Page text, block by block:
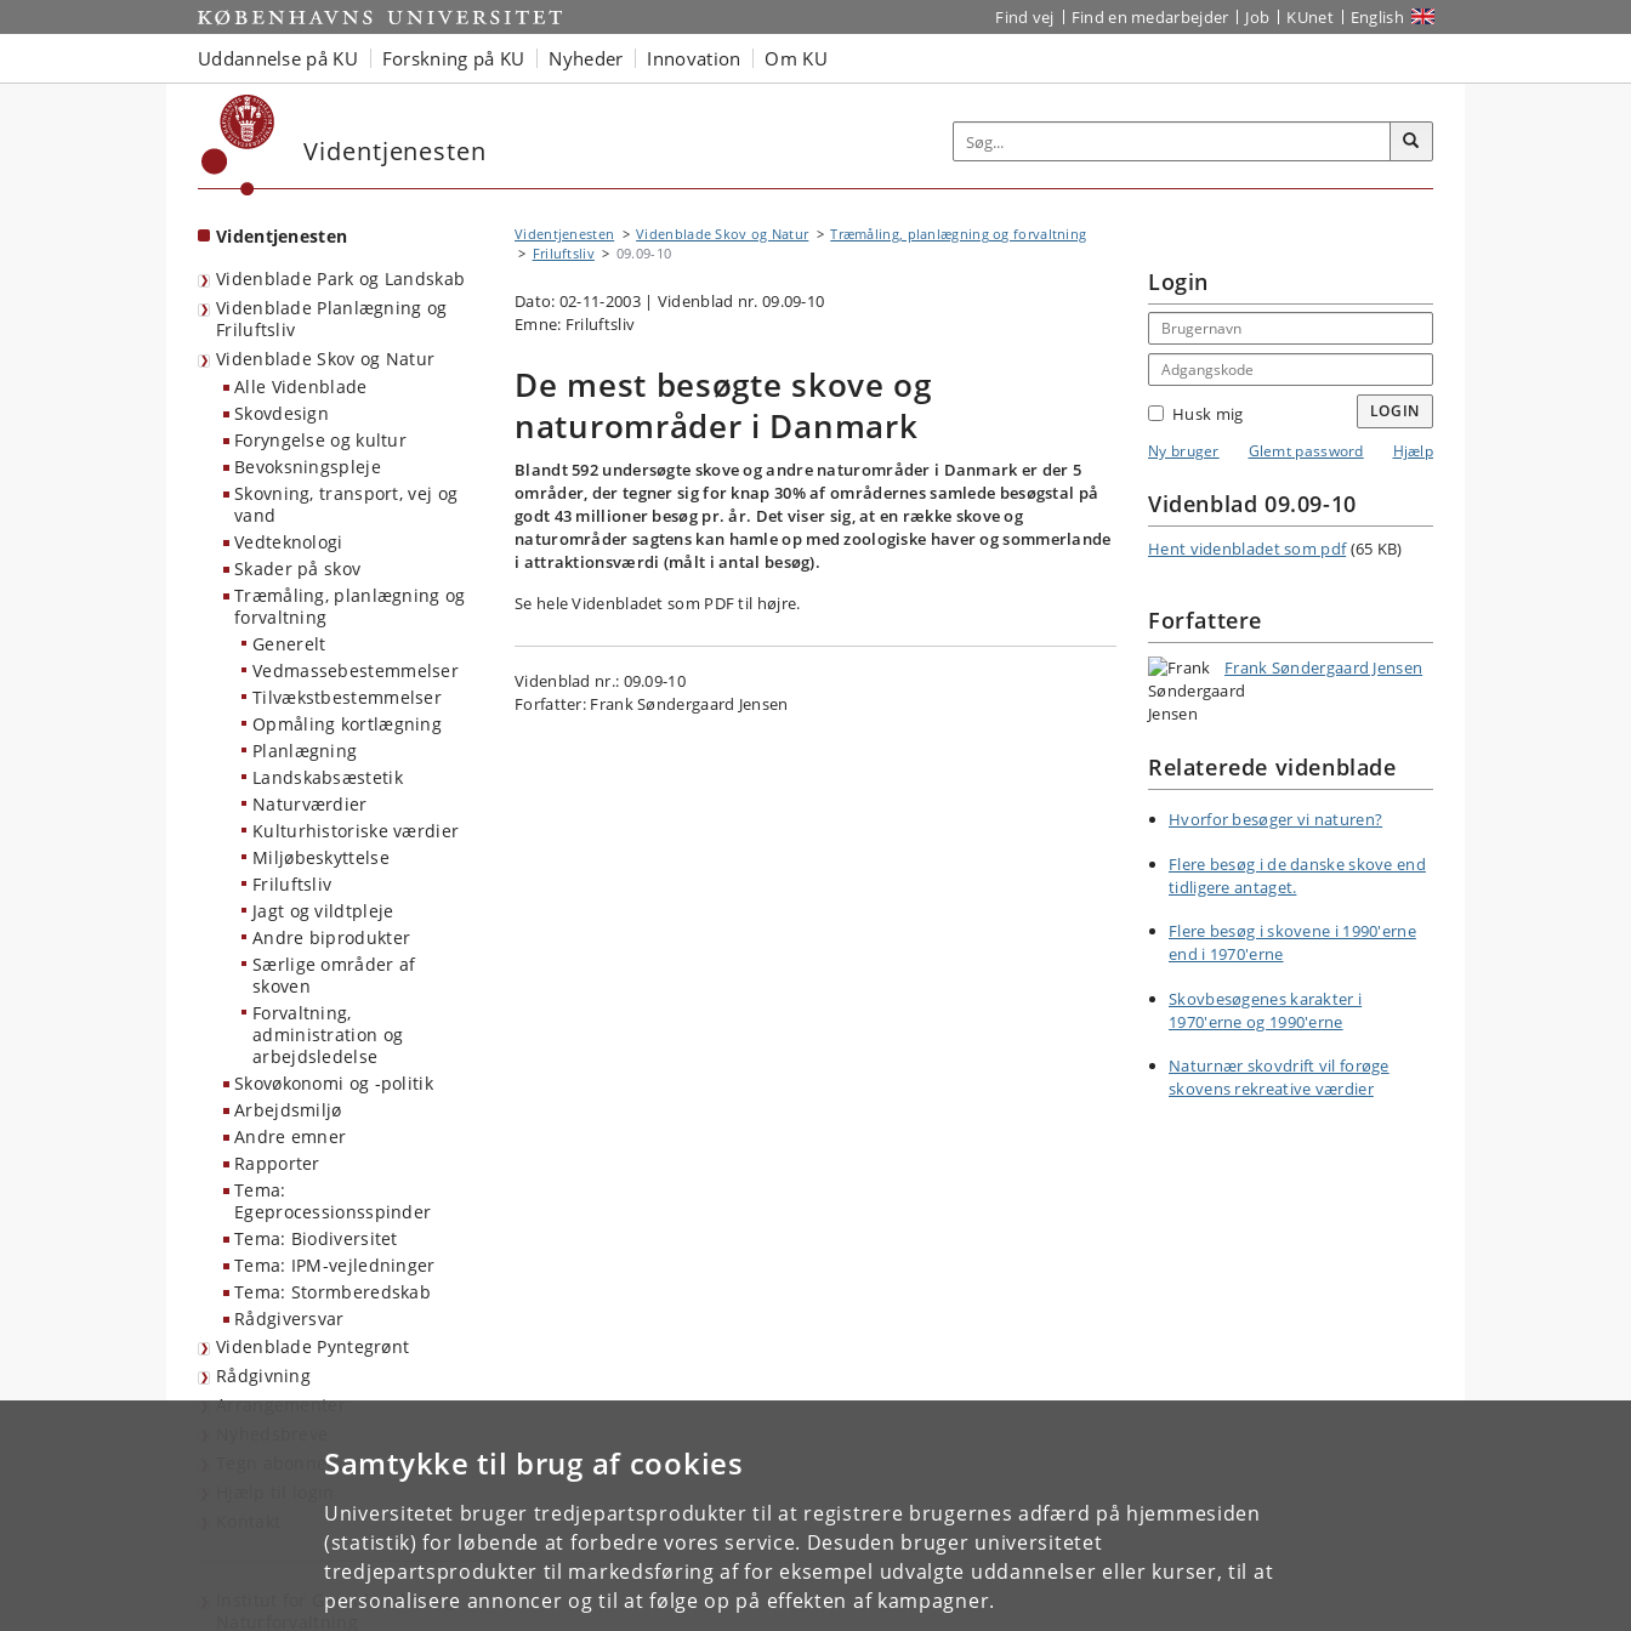
Samtykke til brug af cookies
Universitetet bruger tredjepartsprodukter til at registrere brugernes adfærd på hjemmesiden
(statistik) for løbende at forbedre vores service. Desuden bruger universitetet
tredjepartsprodukter til markedsføring af for eksempel udvalgte uddannelser eller kurser, til at
personalisere annoncer og til at følge op på effekten af kampagner.
Start Find vej Find en medarbejder Job KUnet English
Uddannelse på KU Forskning på KU Nyheder Innovation Om KU
Videntjenesten
Videntjenesten
Videnblade Park og Landskab
Videnblade Planlægning og
Friluftsliv
Videnblade Skov og Natur
Alle Videnblade
Skovdesign
Foryngelse og kultur
Bevoksningspleje
Skovning, transport, vej og
vand
Vedteknologi
Skader på skov
Træmåling, planlægning og
forvaltning
Generelt
Vedmassebestemmelser
Tilvækstbestemmelser
Opmåling kortlægning
Planlægning
Landskabsæstetik
Naturværdier
Kulturhistoriske værdier
Miljøbeskyttelse
Friluftsliv
Jagt og vildtpleje
Andre biprodukter
Særlige områder af
skoven
Forvaltning,
administration og
arbejdsledelse
Skovøkonomi og -politik
Arbejdsmiljø
Andre emner
Rapporter
Tema:
Egeprocessionsspinder
Tema: Biodiversitet
Tema: IPM-vejledninger
Tema: Stormberedskab
Rådgiversvar
Videnblade Pyntegrønt
Rådgivning
Arrangementer
Tegn abonnement
Institut for Geovidenskab og
Videntjenesten Videnblade Skov og Natur
Træmåling, planlægning og forvaltning
Friluftsliv
09.09-10
Dato: 02-11-2003 | Videnblad nr. 09.09-10
Emne: Friluftsliv
De mest besøgte skove og
naturområder i Danmark
Blandt 592 undersøgte skove og andre naturområder i Danmark er der 5
områder, der tegner sig for knap 30% af områdernes samlede besøgstal på
godt 43 millioner besøg pr. år. Det viser sig, at en række skove og
naturområder sagtens kan hamle op med zoologiske haver og sommerlande
i attraktionsværdi (målt i antal besøg).
Se hele Videnbladet som PDF til højre.
Videnblad nr.: 09.09-10
Forfatter: Frank Søndergaard Jensen
Login
Email address
Adgangskode
Husk mig
LOGIN
Ny bruger
Glemt password Hjælp
Videnblad 09.09-10
Hent videnbladet som pdf (65 KB)
Forfattere
Frank Søndergaard Jensen
Relaterede videnblade
Hvorfor besøger vi naturen?
Flere besøg i de danske skove end
tidligere antaget.
Flere besøg i skovene i 1990'erne
end i 1970'erne
Skovbesøgenes karakter i
1970'erne og 1990'erne
Naturnær skovdrift vil forøge
skovens rekreative værdier